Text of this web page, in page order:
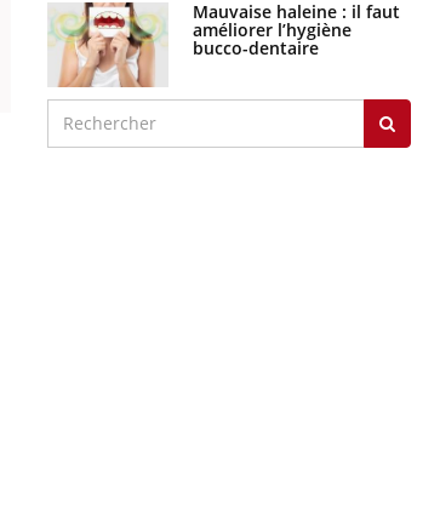
Mauvaise haleine : il faut
améliorer l’hygiène
bucco-dentaire